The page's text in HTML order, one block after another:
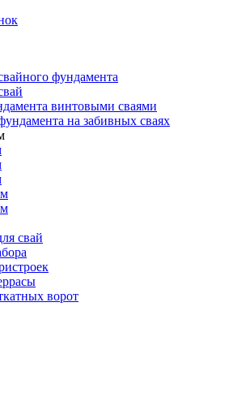
фундамента
винтовыми сваями
на забивных сваях
свай
ворот